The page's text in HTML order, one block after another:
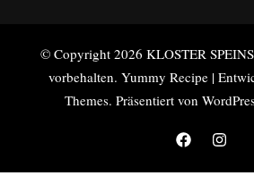
© Copyright 2026 KLOSTER
vorbehalten. Yummy Recipe |
Themes. Präsentiert von